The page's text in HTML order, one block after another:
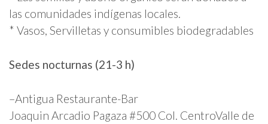
las comunidades indígenas locales.
* Vasos, Servilletas y consumibles biodegradables
Sedes nocturnas (21-3 h)
–Antigua Restaurante-Bar
Joaquin Arcadio Pagaza #500 Col. CentroValle de